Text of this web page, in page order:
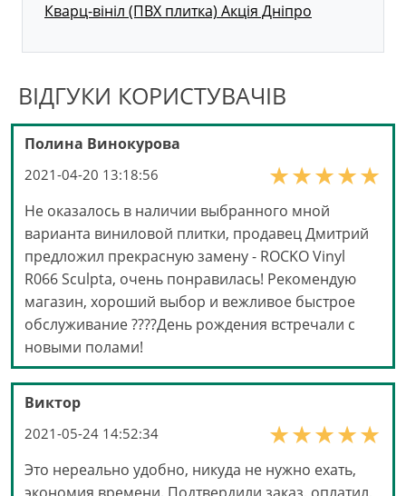
Кварц-вініл (ПВХ плитка) Акція Дніпро
ВІДГУКИ КОРИСТУВАЧІВ
Полина Винокурова
2021-04-20 13:18:56
Не оказалось в наличии выбранного мной
варианта виниловой плитки, продавец Дмитрий
предложил прекрасную замену - ROCKO Vinyl
R066 Sculpta, очень понравилась! Рекомендую
магазин, хороший выбор и вежливое быстрое
обслуживание ????День рождения встречали с
новыми полами!
Виктор
2021-05-24 14:52:34
Это нереально удобно, никуда не нужно ехать,